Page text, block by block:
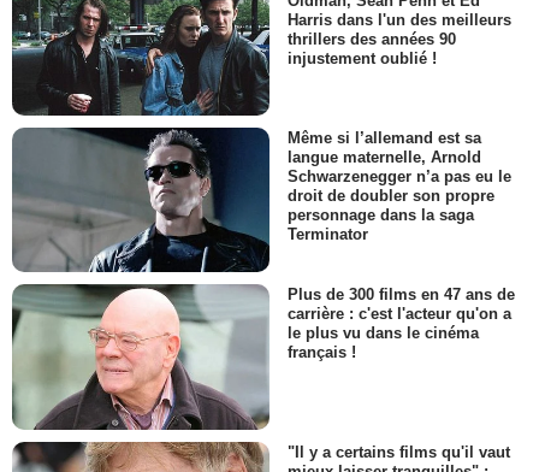
Harris dans l'un des meilleurs
thrillers des années 90
injustement oublié !
Même si l’allemand est sa
langue maternelle, Arnold
Schwarzenegger n’a pas eu le
droit de doubler son propre
personnage dans la saga
Terminator
Plus de 300 films en 47 ans de
carrière : c'est l'acteur qu'on a
le plus vu dans le cinéma
français !
"Il y a certains films qu'il vaut